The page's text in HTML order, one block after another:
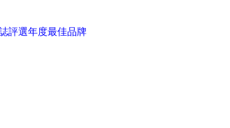
評選年度最佳品牌